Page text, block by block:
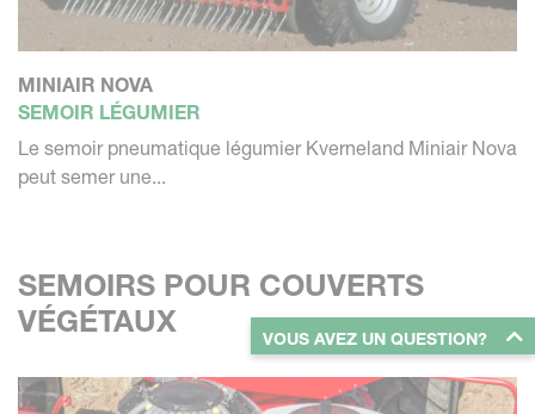
MINIAIR NOVA
SEMOIR LÉGUMIER
Le semoir pneumatique légumier Kverneland Miniair Nova
peut semer une...
SEMOIRS POUR COUVERTS
VÉGÉTAUX
VOUS AVEZ UN QUESTION?